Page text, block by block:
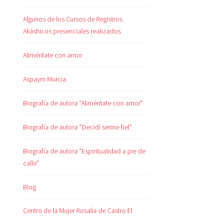
Algunos de los Cursos de Registros
Akáshicos presenciales realizados
Aliméntate con amor
Aspaym Murcia
Biografía de autora "Aliméntate con amor"
Biografía de autora "Decidí serme fiel"
Biografía de autora "Espiritualidad a pie de
calle"
Blog
Centro de la Mujer Rosalía de Castro El